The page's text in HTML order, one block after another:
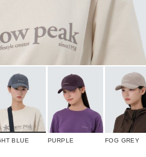
BLUE PURPLE FOG GREY